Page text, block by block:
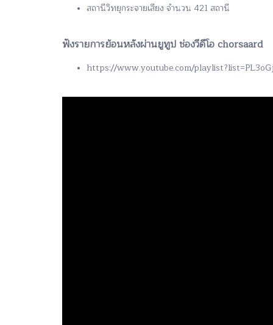
สถานีวิทยุกระจายเสียง จำนวน 421 สถานี
ฟังรายการย้อนหลังผ่านยูทูป ช่องวีดีโอ chorsaard
https://www.youtube.com/